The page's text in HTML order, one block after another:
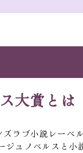
大賞とは
ラブ小説レーベ
ジュノベルスと小